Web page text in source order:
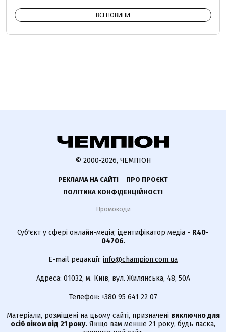
ВСІ НОВИНИ
© 2000-2026, ЧЕМПІОН
РЕКЛАМА НА САЙТІ
ПРО ПРОЄКТ
ПОЛІТИКА КОНФІДЕНЦІЙНОСТІ
Промокоди
Суб'єкт у сфері онлайн-медіа; ідентифікатор медіа - R40-
04706.
E-mail редакції: info@champion.com.ua
Адреса: 01032, м. Київ, вул. Жилянська, 48, 50А
Телефон: +380 95 641 22 07
Матеріали, розміщені на цьому сайті, призначені виключно для
осіб віком від 21 року. Якщо вам менше 21 року, будь ласка,